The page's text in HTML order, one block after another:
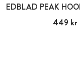
Pris:449 kr
449 kr